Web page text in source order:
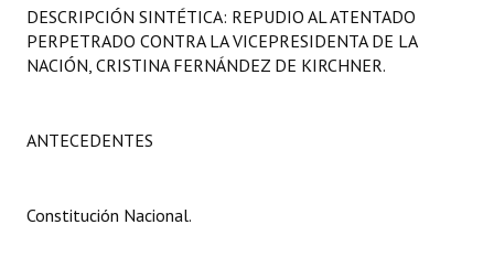
Concejales Mandato Cumplido
Programas
DESCRIPCIÓN SINTÉTICA: REPUDIO AL ATENTADO
PERPETRADO CONTRA LA VICEPRESIDENTA DE LA
NACIÓN, CRISTINA FERNÁNDEZ DE KIRCHNER.
ANTECEDENTES
Constitución Nacional.